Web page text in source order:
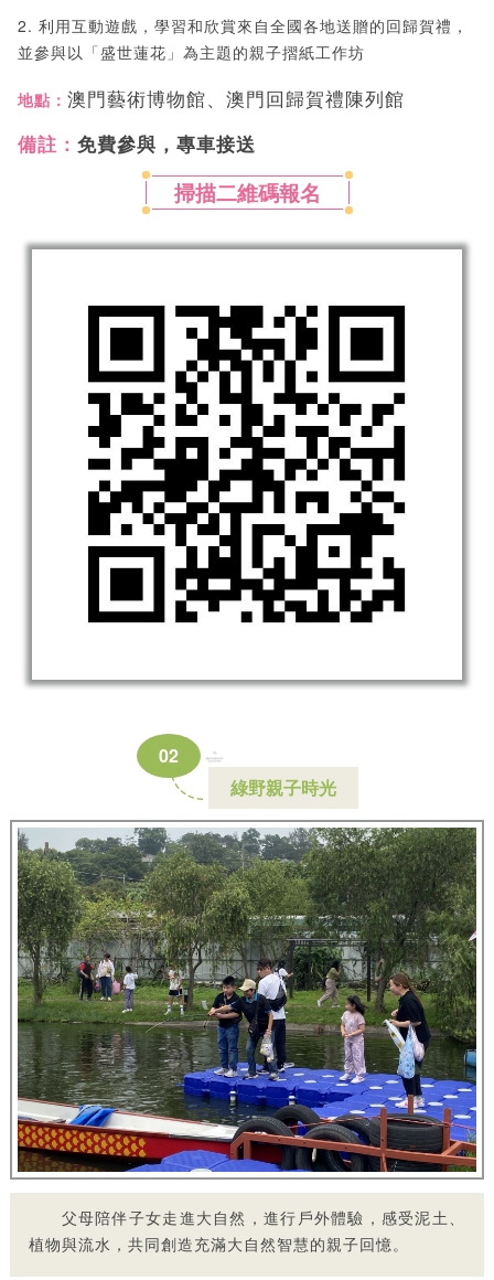
2. 利用互動遊戲，學習和欣賞來自全國各地送贈的回歸賀禮，
並參與以「盛世蓮花」為主題的親子摺紙工作坊
地點： 澳門藝術博物館、澳門回歸賀禮陳列館
備註： 免費參與，專車接送
掃描二維碼報名
02
綠野親子時光
父母陪伴子女走進大自然，進行戶外體驗，感受泥土、
植物與流水，共同創造充滿大自然智慧的親子回憶。